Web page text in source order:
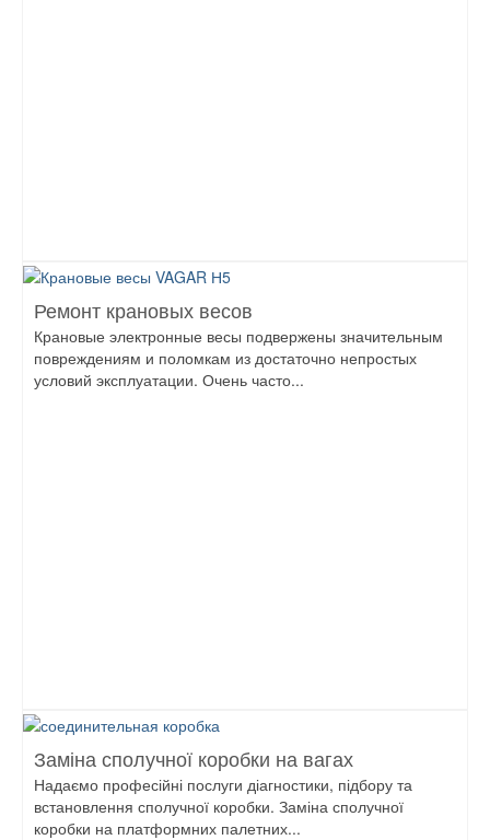
Ремонт крановых весов
Крановые электронные весы подвержены значительным
повреждениям и поломкам из достаточно непростых
условий эксплуатации. Очень часто...
Заміна сполучної коробки на вагах
Надаємо професійні послуги діагностики, підбору та
встановлення сполучної коробки. Заміна сполучної
коробки на платформних палетних...